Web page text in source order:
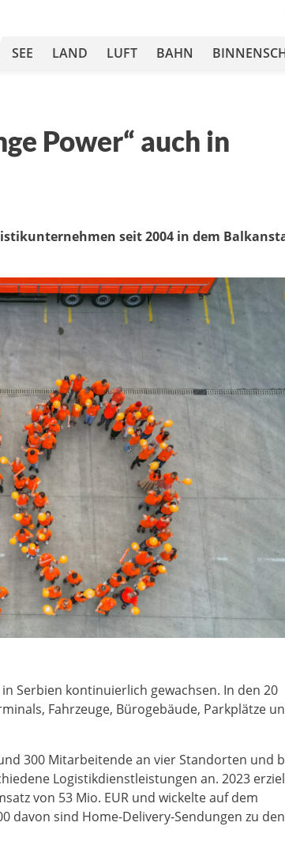
SEE LAND LUFT BAHN
Power“ auch in
seit 2004 in dem
Serbien kontinuierlich gewachsen. In den 20
Fahrzeuge, Bürogebäude, Parkplätze
300 Mitarbeitende an vier Standorten und
Logistikdienstleistungen an. 2023
von 53 Mio. EUR und wickelte auf dem
davon sind Home-Delivery-Sendungen zu den